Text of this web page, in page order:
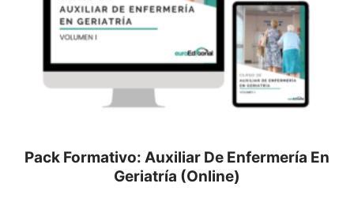
Pack Formativo: Auxiliar De Enfermería En
Geriatría (Online)